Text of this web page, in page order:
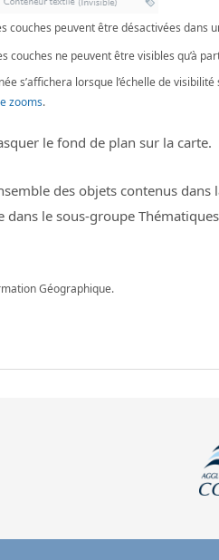
couches peuvent être désactivées dans
couches ne peuvent être visibles qu’à
s’affichera lorsque l’échelle de visibilité
zooms.
le fond de plan sur la carte.
des objets contenus dans
dans le sous-groupe
Géographique.